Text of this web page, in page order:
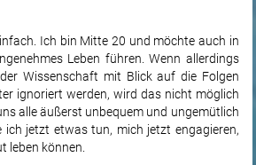
Ich bin Mitte 20 und möchte auch in
Leben führen. Wenn allerdings
Wissenschaft mit Blick auf die Folgen
ignoriert werden, wird das nicht möglich
alle äußerst unbequem und ungemütlich
ich jetzt etwas tun, mich jetzt engagieren,
leben können.